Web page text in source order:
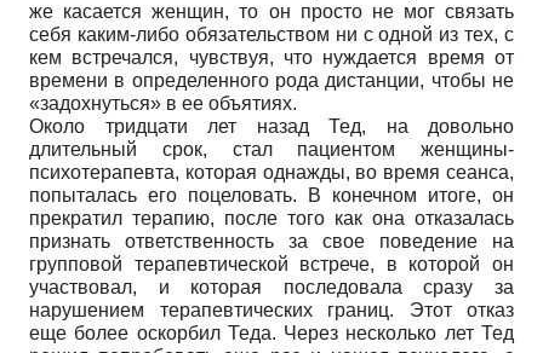
же касается женщин, то он просто не мог связать
себя каким-либо обязательством ни с одной из тех, с
кем встречался, чувствуя, что нуждается время от
времени в определенного рода дистанции, чтобы не
«задохнуться» в ее объятиях.
Около тридцати лет назад Тед, на довольно
длительный срок, стал пациентом женщины-
психотерапевта, которая однажды, во время сеанса,
попыталась его поцеловать. В конечном итоге, он
прекратил терапию, после того как она отказалась
признать ответственность за свое поведение на
групповой терапевтической встрече, в которой он
участвовал, и которая последовала сразу за
нарушением терапевтических границ. Этот отказ
еще более оскорбил Теда. Через несколько лет Тед